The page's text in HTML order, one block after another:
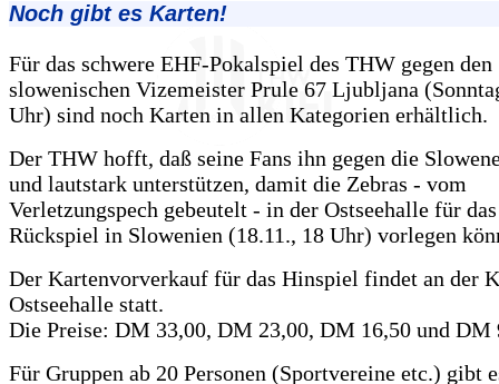
Noch gibt es Karten!
Für das schwere EHF-Pokalspiel des THW gegen den
slowenischen Vizemeister Prule 67 Ljubljana
Uhr) sind noch Karten in allen Kategorien erhältlich.
Der THW hofft, daß seine Fans ihn gegen die
und lautstark unterstützen, damit die Zebras - vom
Verletzungspech gebeutelt - in der Ostseehalle für
Rückspiel in Slowenien (18.11., 18 Uhr) vorlegen
Der Kartenvorverkauf für das Hinspiel findet an der
Ostseehalle statt.
Die Preise: DM 33,00, DM 23,00, DM 16,50 und DM
Für Gruppen ab 20 Personen (Sportvereine etc.) gibt